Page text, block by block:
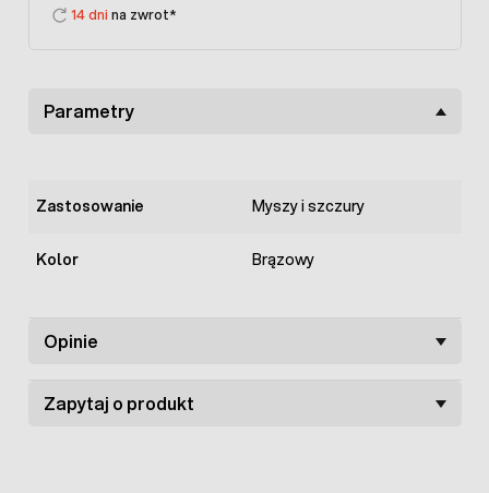
14 dni na zwrot*
Parametry
Zastosowanie Myszy i szczury
Kolor Brązowy
Opinie
Zapytaj o produkt